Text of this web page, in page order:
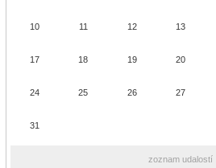
10 11 12 13
17 18 19 20
24 25 26 27
31
zoznam udalostí